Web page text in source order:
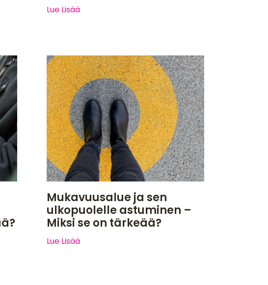
Lue Lisää
Mukavuusalue ja sen
ulkopuolelle astuminen –
Miksi se on tärkeää?
Lue Lisää